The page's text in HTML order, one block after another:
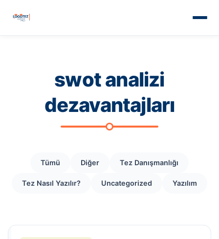
swot analizi
dezavantajları
Tümü Diğer Tez Danışmanlığı
Tez Nasıl Yazılır? Uncategorized Yazılım